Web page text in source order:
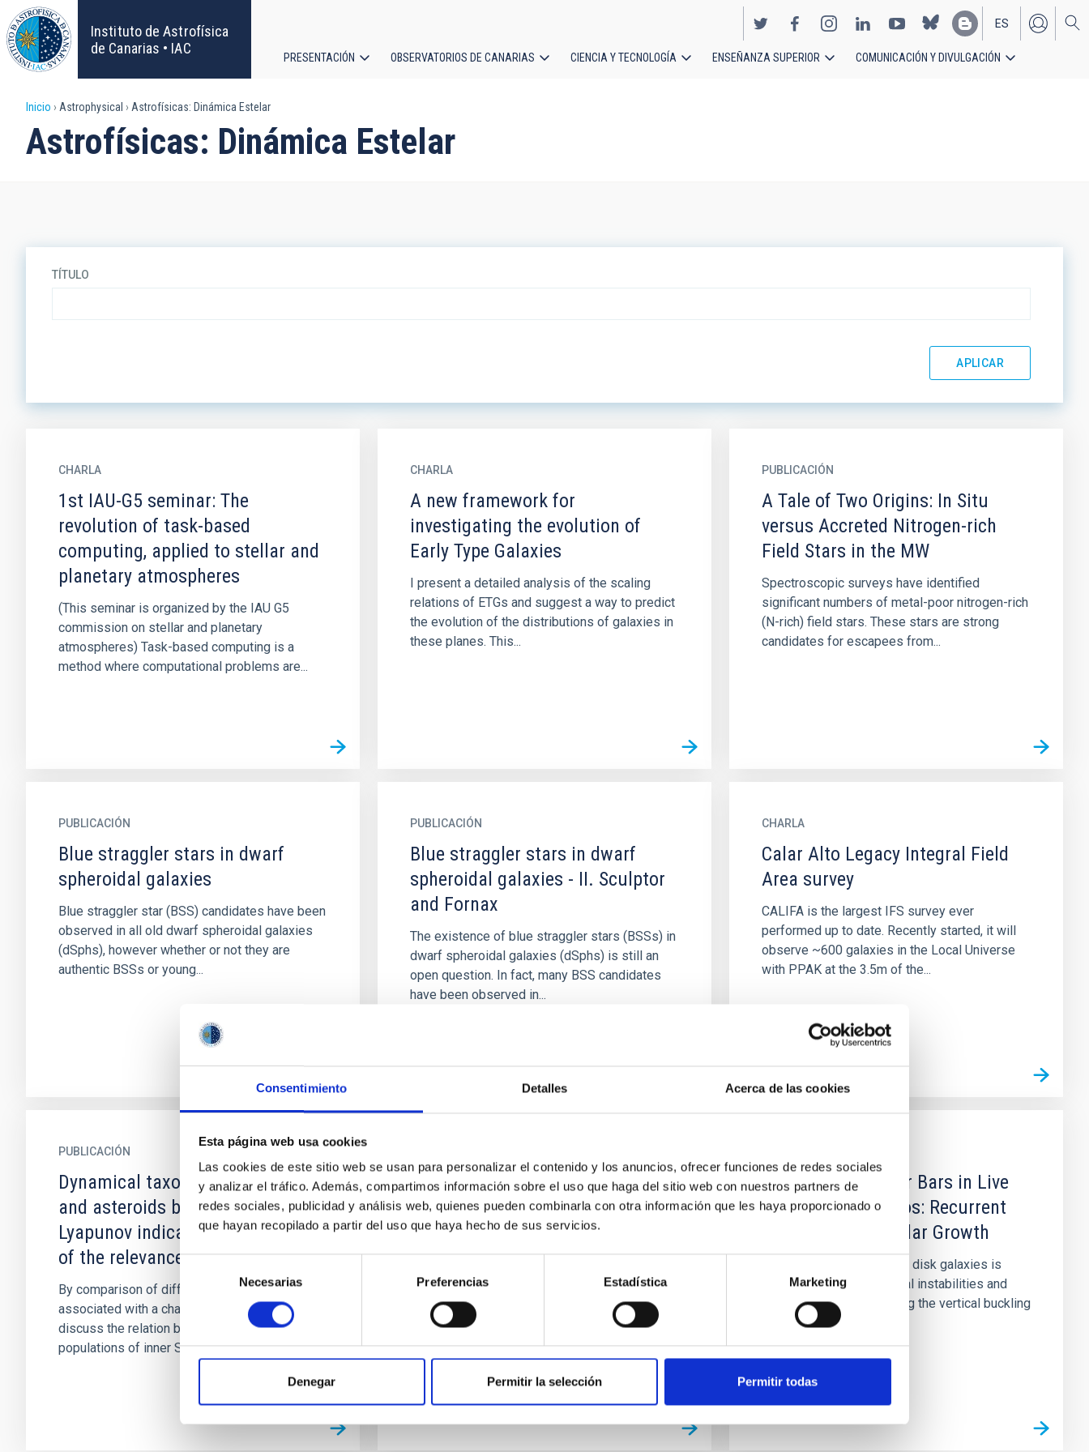
Consentimiento Detalles Acerca de las cookies
Esta página web usa cookies
Las cookies de este sitio web se usan para personalizar el contenido y los anuncios, ofrecer funciones de redes sociales
y analizar el tráfico. Además, compartimos información sobre el uso que haga del sitio web con nuestros partners de
redes sociales, publicidad y análisis web, quienes pueden combinarla con otra información que les haya proporcionado o
que hayan recopilado a partir del uso que haya hecho de sus servicios.
Selección
de
consentimiento
Necesarias Preferencias Estadística Marketing
Denegar Permitir la selección Permitir todas
Pasar
al
contenido
principal
Instituto de Astrofísica
de Canarias • IAC
EN
ES
principal
PRESENTACIÓN OBSERVATORIOS DE CANARIAS CIENCIA Y TECNOLOGÍA ENSEÑANZA SUPERIOR COMUNICACIÓN Y DIVULGACIÓN
Sobrescribir
enlaces
Inicio Astrophysical Astrofísicas: Dinámica Estelar
Astrofísicas: Dinámica Estelar
TÍTULO
CHARLA
1st IAU-G5 seminar: The
revolution of task-based
computing, applied to stellar and
planetary atmospheres
(This seminar is organized by the IAU G5
commission on stellar and planetary
atmospheres) Task-based computing is a
method where computational problems are...
CHARLA
A new framework for
investigating the evolution of
Early Type Galaxies
I present a detailed analysis of the scaling
relations of ETGs and suggest a way to predict
the evolution of the distributions of galaxies in
these planes. This...
PUBLICACIÓN
A Tale of Two Origins: In Situ
versus Accreted Nitrogen-rich
Field Stars in the MW
Spectroscopic surveys have identified
significant numbers of metal-poor nitrogen-rich
(N-rich) field stars. These stars are strong
candidates for escapees from...
PUBLICACIÓN
Blue straggler stars in dwarf
spheroidal galaxies
Blue straggler star (BSS) candidates have been
observed in all old dwarf spheroidal galaxies
(dSphs), however whether or not they are
authentic BSSs or young...
PUBLICACIÓN
Blue straggler stars in dwarf
spheroidal galaxies - II. Sculptor
and Fornax
The existence of blue straggler stars (BSSs) in
dwarf spheroidal galaxies (dSphs) is still an
open question. In fact, many BSS candidates
have been observed in...
CHARLA
Calar Alto Legacy Integral Field
Area survey
CALIFA is the largest IFS survey ever
performed up to date. Recently started, it will
observe ~600 galaxies in the Local Universe
with PPAK at the 3.5m of the...
PUBLICACIÓN
Dynamical taxonomy of comets
and asteroids based on the
Lyapunov indicators. An analysis
of the relevance of splitting
By comparison of different parameters
associated with a chaotic evolution, we
discuss the relation between several
populations of inner Solar System bodies...
Dynamos, the drivers of solar and
stellar activity
1933, there was a long period during which the
very existence of dynamos was unclear. Even
with the emergence of...
Evolution of Stellar Bars in Live
Axisymmetric Halos: Recurrent
Buckling and Secular Growth
Evolution of stellar bars in disk galaxies is
accompanied by dynamical instabilities and
secular changes. Following the vertical buckling
instability, the bars...